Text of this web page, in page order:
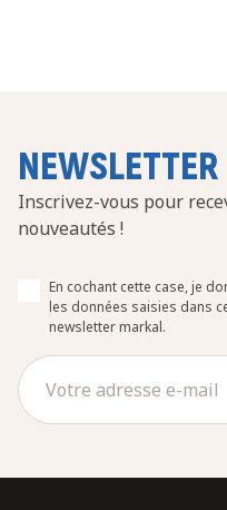
NEWSLETTER
Inscrivez-vous pour
nouveautés !
En cochant cette case, je
les données saisies dans
newsletter markal.